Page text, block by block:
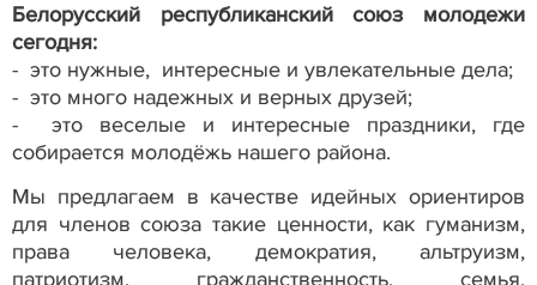
Белорусский республиканский союз молодежи
сегодня:
- это нужные, интересные и увлекательные дела;
- это много надежных и верных друзей;
- это веселые и интересные праздники, где
собирается молодёжь нашего района.
Мы предлагаем в качестве идейных ориентиров
для членов союза такие ценности, как гуманизм,
права человека, демократия, альтруизм,
патриотизм, гражданственность, семья,